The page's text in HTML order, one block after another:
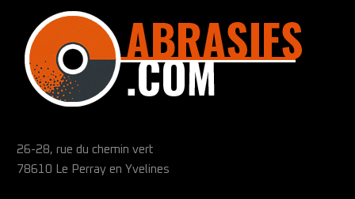
26-28, rue du chemin vert
78610 Le Perray en Yvelines